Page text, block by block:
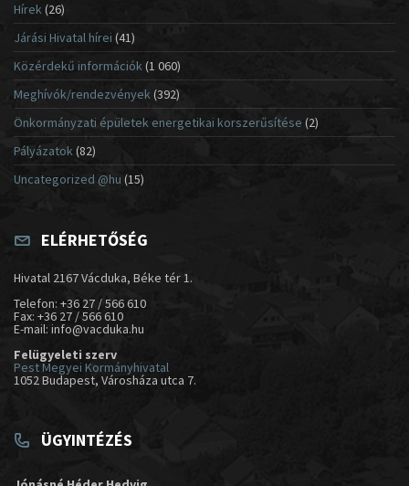
Hírek(26)
Járási Hivatal hírei (41)
Közérdekű információk(1 060)
Meghívók/rendezvények (392)
Önkormányzati épületek energetikai korszerűsítése (2)
Pályázatok (82)
Uncategorized @hu (15)
ELÉRHETŐSÉG
Hivatal 2167 Vácduka, Béke tér 1.
Telefon: +36 27 / 566 610
Fax: +36 27 / 566 610
E-mail: info@vacduka.hu
Felügyeleti szerv
Pest Megyei Kormányhivatal
1052 Budapest, Városháza utca 7.
ÜGYINTÉZÉS